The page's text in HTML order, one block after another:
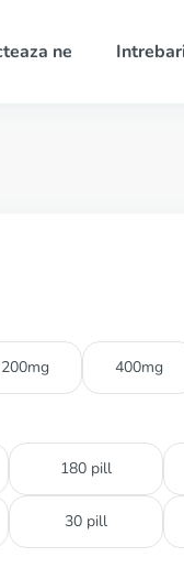
ne
200mg 400mg
180 pill
30 pill